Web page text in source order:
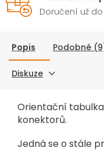
Doručení už
Popis Podobné
Diskuze
Orientační
konektorů.
Jedná se o stále